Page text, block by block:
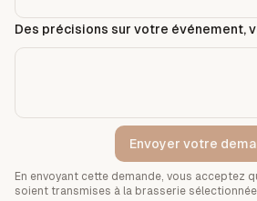
Des précisions sur votre événement,
Envoyer votre
En envoyant cette demande, vous acceptez
soient transmises à la brasserie